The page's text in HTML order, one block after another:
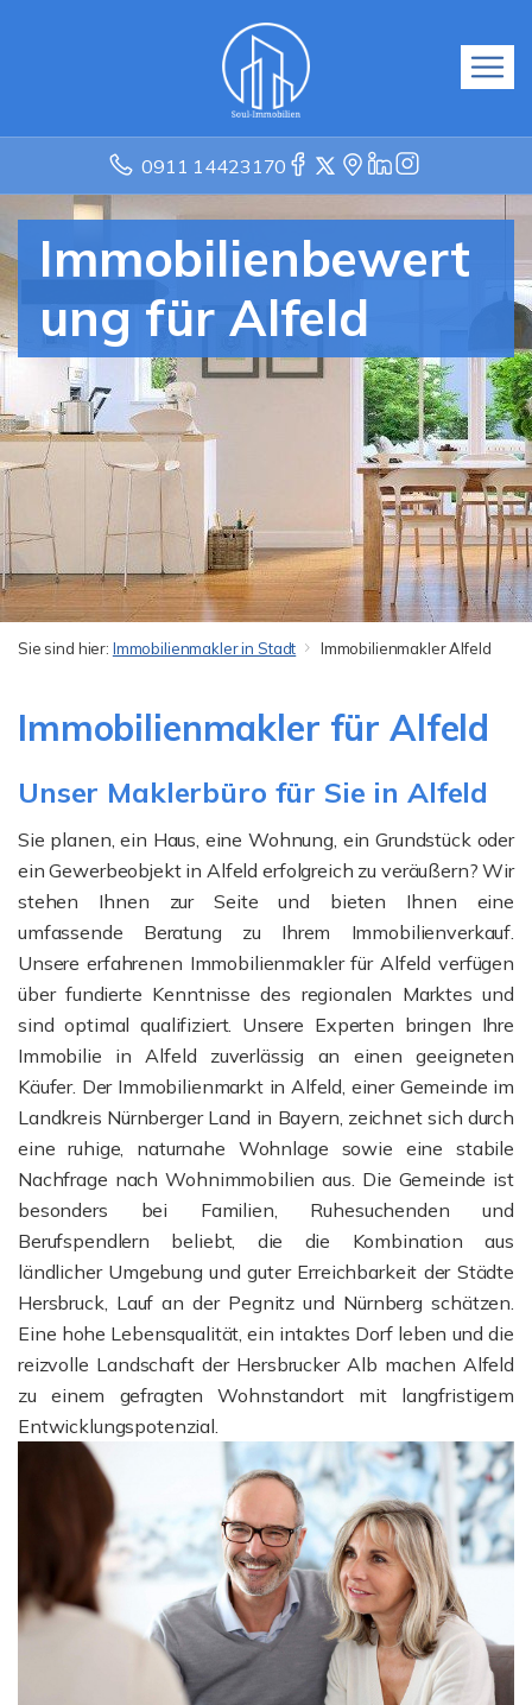
0911 14423170
Immobilienbewert
ung für Alfeld
Sie sind hier: Immobilienmakler in Stadt Immobilienmakler Alfeld
Immobilienmakler für Alfeld
Unser Maklerbüro für Sie in Alfeld
Sie planen, ein Haus, eine Wohnung, ein Grundstück oder
ein Gewerbeobjekt in Alfeld erfolgreich zu veräußern? Wir
stehen Ihnen zur Seite und bieten Ihnen eine
umfassende Beratung zu Ihrem Immobilienverkauf.
Unsere erfahrenen Immobilienmakler für Alfeld verfügen
über fundierte Kenntnisse des regionalen Marktes und
sind optimal qualifiziert. Unsere Experten bringen Ihre
Immobilie in Alfeld zuverlässig an einen geeigneten
Käufer. Der Immobilienmarkt in Alfeld, einer Gemeinde im
Landkreis Nürnberger Land in Bayern, zeichnet sich durch
eine ruhige, naturnahe Wohnlage sowie eine stabile
Nachfrage nach Wohnimmobilien aus. Die Gemeinde ist
besonders bei Familien, Ruhesuchenden und
Berufspendlern beliebt, die die Kombination aus
ländlicher Umgebung und guter Erreichbarkeit der Städte
Hersbruck, Lauf an der Pegnitz und Nürnberg schätzen.
Eine hohe Lebensqualität, ein intaktes Dorf leben und die
reizvolle Landschaft der Hersbrucker Alb machen Alfeld
zu einem gefragten Wohnstandort mit langfristigem
Entwicklungspotenzial.